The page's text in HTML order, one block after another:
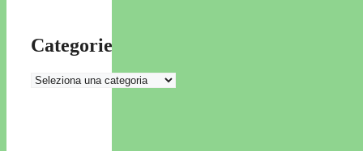
Categorie
Categorie